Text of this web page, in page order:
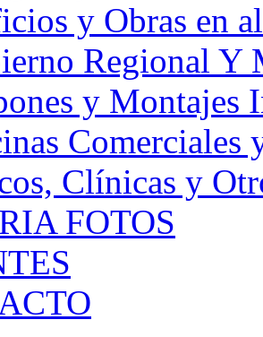
y Obras en
Regional Y
y Montajes
Comerciales
Clínicas y
FOTOS